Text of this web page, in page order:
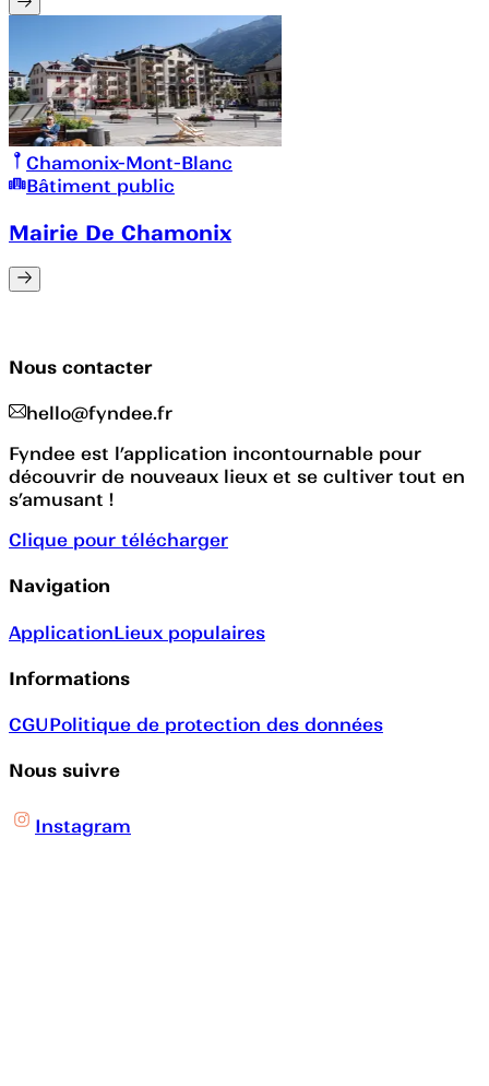
Chamonix-Mont-Blanc
Bâtiment public
Mairie De Chamonix
Nous contacter
hello@fyndee.fr
Fyndee est l’application incontournable pour
découvrir de nouveaux lieux et se cultiver tout en
s’amusant !
Clique pour télécharger
Navigation
ApplicationLieux populaires
Informations
CGUPolitique de protection des données
Nous suivre
Instagram